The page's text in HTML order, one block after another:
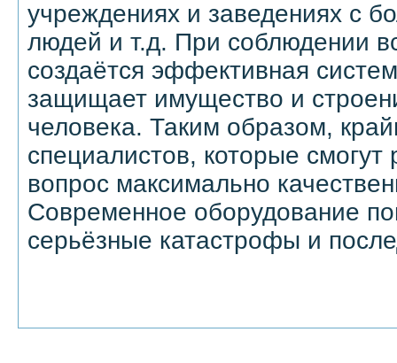
учреждениях и заведениях с
людей и т.д. При соблюдении
создаётся эффективная
защищает имущество и
человека. Таким образом,
специалистов, которые
вопрос максимально
Современное оборудование
серьёзные катастрофы и